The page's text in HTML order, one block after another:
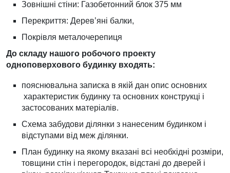
Зовнішні стіни: Газобетонний блок 375 мм
Перекриття: Дерев’яні балки,
Покрівля металочерепиця
До складу нашого робочого проекту
одноповерхового будинку входять:
пояснювальна записка в якій дан опис основних
характеристик будинку та основних конструкці і
застосованих матеріалів.
Схема забудови ділянки з нанесеним будинком і
відступами від меж ділянки.
План будинку на якому вказані всі необхідні розміри,
товщини стін і перегородок, відстані до дверей і